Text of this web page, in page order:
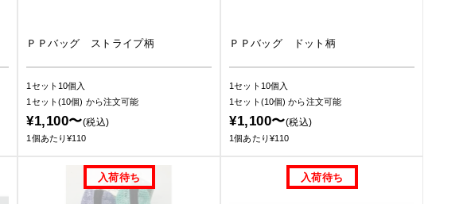
ＰＰバッグ ストライプ柄
1セット10個入
1セット(10個) から注文可能
¥1,100〜(税込)
1個あたり¥110
ＰＰバッグ ドット柄
1セット10個入
1セット(10個)から注文可能
¥1,100〜(税込)
1個あたり¥110